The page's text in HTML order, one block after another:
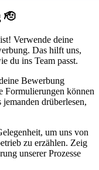
🫡
Verwende deine
Das hilft uns,
du ins Team passt.
Bewerbung
Formulierungen können
drüberlesen,
um uns von
zu erzählen. Zeig
unserer Prozesse